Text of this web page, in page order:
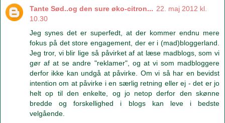
Tante Sød..og den sure øko-citron... 22. maj 2012 kl.
10.30
Jeg synes det er superfedt, at der kommer endnu mere
fokus på det store engagement, der er i (mad)bloggerland.
Jeg tror, vi blir lige så påvirket af at læse madblogs, som vi
gør af at se andre "reklamer", og at vi som madbloggere
derfor ikke kan undgå at påvirke. Om vi så har en bevidst
intention om at påvirke i en særlig retning eller ej - det er jo
helt op til den enkelte, og jo netop derfor den skønne
bredde og forskellighed i blogs kan leve i bedste
velgående.